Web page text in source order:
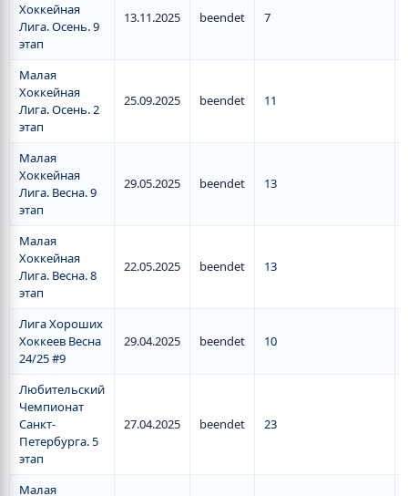
Хоккейная
Лига. Осень. 9
этап
13.11.2025 beendet 7
Малая
Хоккейная
Лига. Осень. 2
этап
25.09.2025 beendet 11
Малая
Хоккейная
Лига. Весна. 9
этап
29.05.2025 beendet 13
Малая
Хоккейная
Лига. Весна. 8
этап
22.05.2025 beendet 13
Лига Хороших
Хоккеев Весна
24/25 #9
29.04.2025 beendet 10
Любительский
Чемпионат
Санкт-
Петербурга. 5
этап
27.04.2025 beendet 23
Малая